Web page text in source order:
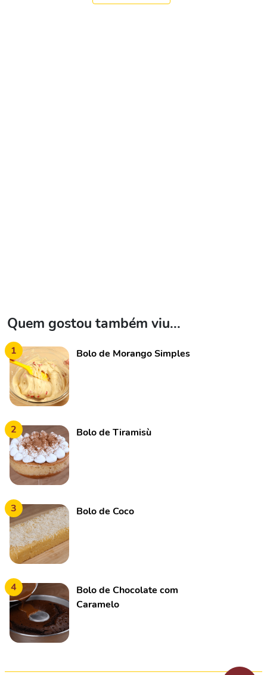
Quem gostou também viu...
1 Bolo de Morango Simples
2 Bolo de Tiramisù
3 Bolo de Coco
4
Bolo de Chocolate com
Caramelo